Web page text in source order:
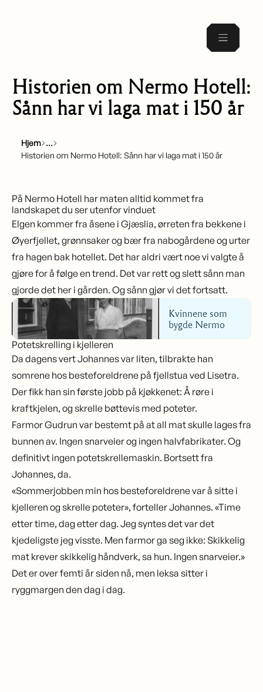
Historien om Nermo Hotell:
Sånn har vi laga mat i 150 år
Hjem
Historien om Nermo Hotell: Sånn har vi laga mat i 150 år
På Nermo Hotell har maten alltid kommet fra
landskapet du ser utenfor vinduet
Elgen kommer fra åsene i Gjæslia, ørreten fra bekkene i
Øyerfjellet, grønnsaker og bær fra nabogårdene og urter
fra hagen bak hotellet. Det har aldri vært noe vi valgte å
gjøre for å følge en trend. Det var rett og slett sånn man
gjorde det her i gården. Og sånn gjør vi det fortsatt.
Kvinnene som
bygde Nermo
Potetskrelling i kjelleren
Da dagens vert Johannes var liten, tilbrakte han
somrene hos besteforeldrene på fjellstua ved Lisetra.
Der fikk han sin første jobb på kjøkkenet: Å røre i
kraftkjelen, og skrelle bøttevis med poteter.
Farmor Gudrun var bestemt på at all mat skulle lages fra
bunnen av. Ingen snarveier og ingen halvfabrikater. Og
definitivt ingen potetskrellemaskin. Bortsett fra
Johannes, da.
«Sommerjobben min hos besteforeldrene var å sitte i
kjelleren og skrelle poteter», forteller Johannes. «Time
etter time, dag etter dag. Jeg syntes det var det
kjedeligste jeg visste. Men farmor ga seg ikke: Skikkelig
mat krever skikkelig håndverk, sa hun. Ingen snarveier.»
Det er over femti år siden nå, men leksa sitter i
ryggmargen den dag i dag.